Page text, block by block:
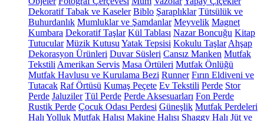
Dekoratif Tabak ve Kaseler Biblo Şaraplıklar Tütsülük ve
Buhurdanlık Mumluklar ve Şamdanlar Meyvelik Magnet
Kumbara Dekoratif Taşlar Kül Tablası Nazar Boncuğu Kitap
Tutucular Müzik Kutusu Yatak Tepsisi Kokulu Taşlar Ahşap
Dekorasyon Ürünleri Duvar Süsleri Cansız Manken Mutfak
Tekstili Amerikan Servis Masa Örtüleri Mutfak Önlüğü
Mutfak Havlusu ve Kurulama Bezi Runner Fırın Eldiveni ve
Tutacak Raf Örtüsü Kumaş Peçete Ev Tekstili Perde Stor
Perde Jaluziler Tül Perde Perde Aksesuarları Fon Perde
Rustik Perde Çocuk Odası Perdesi Güneşlik Mutfak Perdeleri
Halı Yolluk Mutfak Halısı Makine Halısı Shaggy Halı Jüt ve